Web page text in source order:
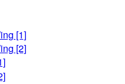
[1]
[2]